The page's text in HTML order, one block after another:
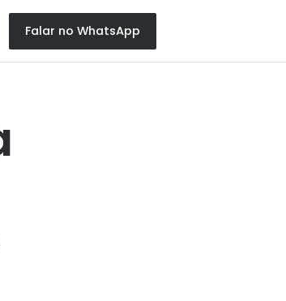
Falar no WhatsApp